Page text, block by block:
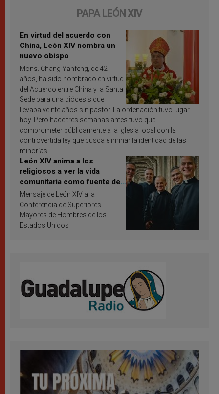
PAPA LEÓN XIV
En virtud del acuerdo con
China, León XIV nombra un
nuevo obispo
Mons. Chang Yanfeng, de 42
años, ha sido nombrado en virtud
del Acuerdo entre China y la Santa
Sede para una diócesis que
llevaba veinte años sin pastor. La ordenación tuvo lugar
hoy. Pero hace tres semanas antes tuvo que
comprometer públicamente a la Iglesia local con la
controvertida ley que busca eliminar la identidad de las
minorías.
León XIV anima a los
religiosos a ver la vida
comunitaria como fuente de
inspiración y santificación
Mensaje de León XIV a la
Conferencia de Superiores
Mayores de Hombres de los
Estados Unidos